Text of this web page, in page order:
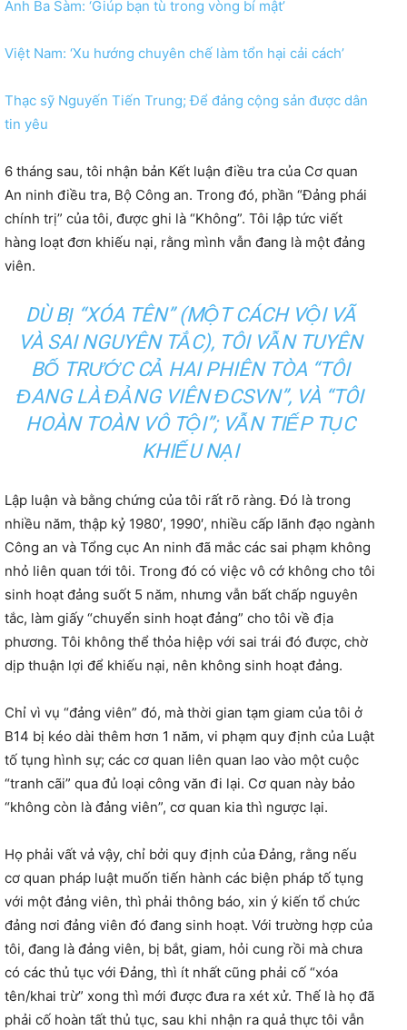
Anh Ba Sàm: ‘Giúp bạn tù trong vòng bí mật’
Việt Nam: ‘Xu hướng chuyên chế làm tổn hại cải cách’
Thạc sỹ Nguyến Tiến Trung; Để đảng cộng sản được dân
tin yêu
6 tháng sau, tôi nhận bản Kết luận điều tra của Cơ quan
An ninh điều tra, Bộ Công an. Trong đó, phần “Đảng phái
chính trị” của tôi, được ghi là “Không”. Tôi lập tức viết
hàng loạt đơn khiếu nại, rằng mình vẫn đang là một đảng
viên.
DÙ BỊ “XÓA TÊN” (MỘT CÁCH VỘI VÃ
VÀ SAI NGUYÊN TẮC), TÔI VẪN TUYÊN
BỐ TRƯỚC CẢ HAI PHIÊN TÒA “TÔI
ĐANG LÀ ĐẢNG VIÊN ĐCSVN”, VÀ “TÔI
HOÀN TOÀN VÔ TỘI”; VẪN TIẾP TỤC
KHIẾU NẠI
Lập luận và bằng chứng của tôi rất rõ ràng. Đó là trong
nhiều năm, thập kỷ 1980′, 1990′, nhiều cấp lãnh đạo ngành
Công an và Tổng cục An ninh đã mắc các sai phạm không
nhỏ liên quan tới tôi. Trong đó có việc vô cớ không cho tôi
sinh hoạt đảng suốt 5 năm, nhưng vẫn bất chấp nguyên
tắc, làm giấy “chuyển sinh hoạt đảng” cho tôi về địa
phương. Tôi không thể thỏa hiệp với sai trái đó được, chờ
dịp thuận lợi để khiếu nại, nên không sinh hoạt đảng.
Chỉ vì vụ “đảng viên” đó, mà thời gian tạm giam của tôi ở
B14 bị kéo dài thêm hơn 1 năm, vi phạm quy định của Luật
tố tụng hình sự; các cơ quan liên quan lao vào một cuộc
“tranh cãi” qua đủ loại công văn đi lại. Cơ quan này bảo
“không còn là đảng viên”, cơ quan kia thì ngược lại.
Họ phải vất vả vậy, chỉ bởi quy định của Đảng, rằng nếu
cơ quan pháp luật muốn tiến hành các biện pháp tố tụng
với một đảng viên, thì phải thông báo, xin ý kiến tổ chức
đảng nơi đảng viên đó đang sinh hoạt. Với trường hợp của
tôi, đang là đảng viên, bị bắt, giam, hỏi cung rồi mà chưa
có các thủ tục với Đảng, thì ít nhất cũng phải cố “xóa
tên/khai trừ” xong thì mới được đưa ra xét xử. Thế là họ đã
phải cố hoàn tất thủ tục, sau khi nhận ra quả thực tôi vẫn